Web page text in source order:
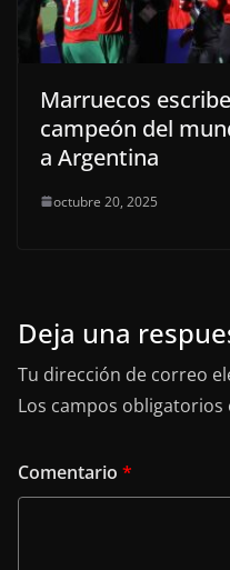
Marruecos
campeón del
a Argentina
octubre 20, 2025
Deja una
Tu dirección de correo
Los campos
Comentario *